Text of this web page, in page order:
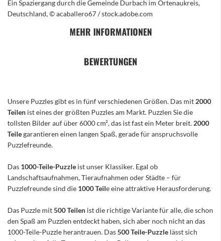
Ein Spaziergang durch die Gemeinde Durbach im Ortenaukreis,
Deutschland, © acaballero67 / stock.adobe.com
MEHR INFORMATIONEN
BEWERTUNGEN
Unsere Puzzles gibt es in fünf verschiedenen Größen. Das mit 2000
Teilen ist eines der größten Puzzles am Markt. Puzzlen Sie die
tollsten Bilder auf über 6000 cm², das ist fast ein Meter breit. 2000
Teilegarantieren einen langen Spaß, gerade für anspruchsvolle
Puzzlefreunde.
Das 1000-Teile-Puzzle ist unser Klassiker. Egal ob
Landschaftsaufnahmen, Tieraufnahmen oder Städte – für
Puzzlefreunde sind die 1000 Teile eine attraktive Herausforderung.
Das Puzzle mit500 Teilen ist die richtige Variante für alle, die schon
den Spaß am Puzzlen entdeckt haben, sich aber noch nicht an das
1000-Teile-Puzzle herantrauen. Das500 Teile-Puzzle lässt sich